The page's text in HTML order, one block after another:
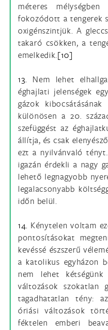
méteres
fokozódott a tengerek
oxigénszintjük. A
takaró csökken, a
emelkedik.[10]
13. Nem lehet
éghajlati jelenségek
gázok kibocsátásának
különösen a 20.
szefüggést az
állítja, és csak
ezt a nyilvánvaló
igazán érdekli a nagy
lehető legnagyobb
legalacsonyabb
időn belül.
14. Kénytelen voltam
pontosításokat
kevéssé észszerű
a katolikus egyházon
nem lehet
változások szokatlan
tagadhatatlan tény:
óriási változások
féktelen emberi